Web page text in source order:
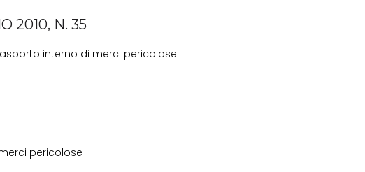
2010, N. 35
interno di merci pericolose.
pericolose